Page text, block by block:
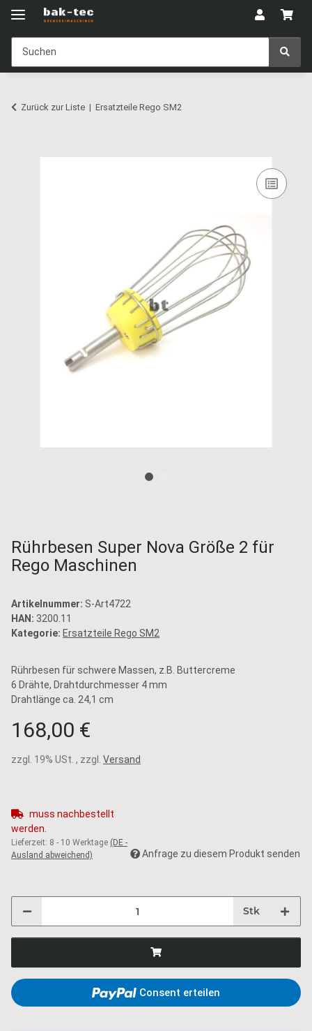
Zurück zur Liste Ersatzteile Rego SM2
Rührbesen Super Nova Größe 2 für
Rego Maschinen
Artikelnummer: S-Art4722
HAN: 3200.11
Kategorie: Ersatzteile Rego SM2
Rührbesen für schwere Massen, z.B. Buttercreme
6 Drähte, Drahtdurchmesser 4 mm
Drahtlänge ca. 24,1 cm
168,00 €
zzgl. 19% USt. , zzgl. Versand
muss nachbestellt
werden.
Lieferzeit: 8 - 10 Werktage (DE -
Ausland abweichend)
Anfrage zu diesem Produkt senden
Stk
Consent erteilen